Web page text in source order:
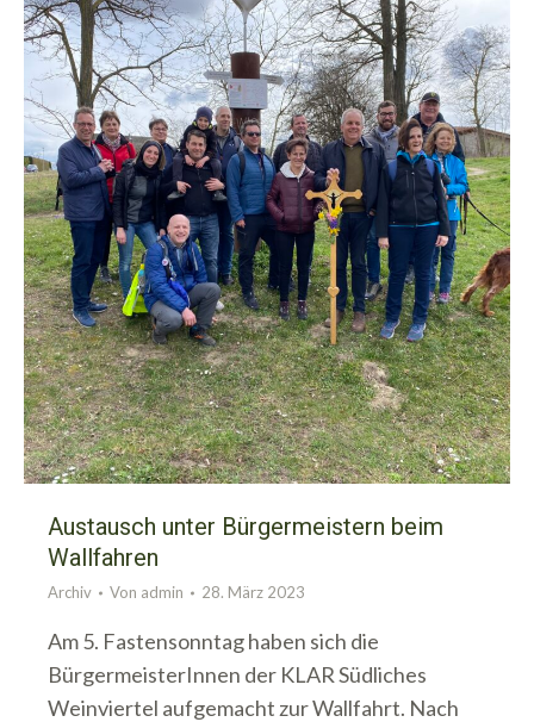
Austausch unter Bürgermeistern beim
Wallfahren
Archiv Von admin 28. März 2023
Am 5. Fastensonntag haben sich die
BürgermeisterInnen der KLAR Südliches
Weinviertel aufgemacht zur Wallfahrt. Nach